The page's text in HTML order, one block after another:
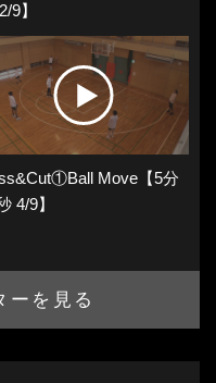
9】
Move【5分
4/9】
ーを見る